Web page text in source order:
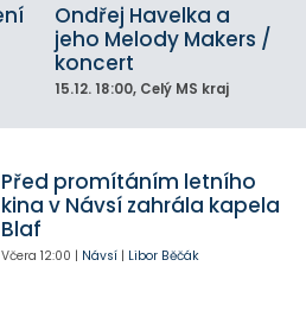
Ondřej Havelka a
jeho Melody Makers /
koncert
15.12. 18:00, Celý MS kraj
Před promítáním letního
kina v Návsí zahrála kapela
Blaf
Včera 12:00 | Návsí| Libor Běčák